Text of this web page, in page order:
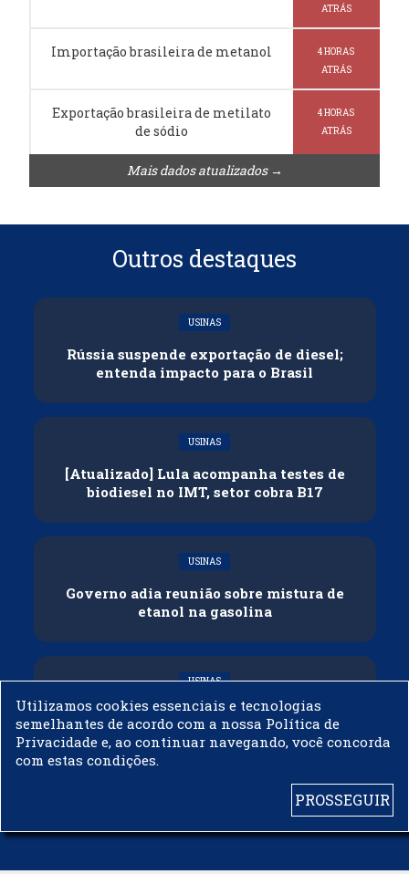
ATRÁS
Importação brasileira de metanol
4 HORAS
ATRÁS
Exportação brasileira de metilato
de sódio
4 HORAS
ATRÁS
Mais dados atualizados →
Outros destaques
USINAS
Rússia suspende exportação de diesel;
entenda impacto para o Brasil
USINAS
[Atualizado] Lula acompanha testes de
biodiesel no IMT, setor cobra B17
USINAS
Governo adia reunião sobre mistura de
etanol na gasolina
USINAS
CNPE veda importação de biodiesel
Utilizamos cookies essenciais e tecnologias
semelhantes de acordo com a nossa Política de
Privacidade e, ao continuar navegando, você concorda
com estas condições.
PROSSEGUIR